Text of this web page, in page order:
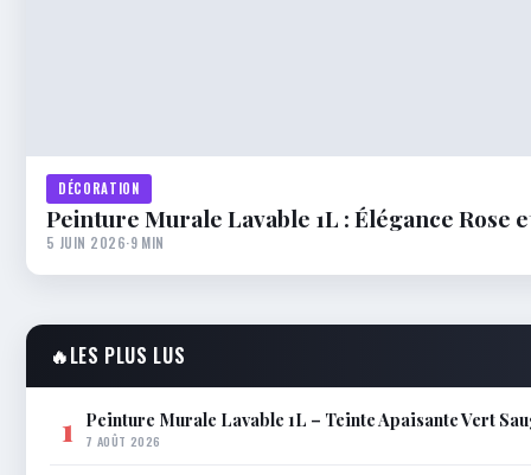
DÉCORATION
Peinture Murale Lavable 1L : Élégance Rose
5 JUIN 2026·9 MIN
🔥LES PLUS LUS
1 Peinture Murale Lavable 1L – Teinte Apaisante Vert
7 AOÛT 2026